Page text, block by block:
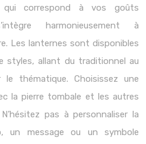
qui correspond à vos goûts
harmonieusement à
Les lanternes sont disponibles
styles, allant du traditionnel au
thématique. Choisissez une
la pierre tombale et les autres
pas à personnaliser la
un message ou un symbole